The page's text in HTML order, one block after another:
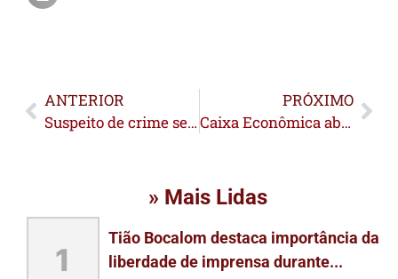
ANTERIOR
Suspeito de crime sexual contra menor é capturado após anos foragido em Sena Madureira
PRÓXIMO
Caixa Econômica abre cadastro para MEIs prestarem serviço às agências; projeto deve passar pelo AC
» Mais Lidas
1
Tião Bocalom destaca importância da
liberdade de imprensa durante...